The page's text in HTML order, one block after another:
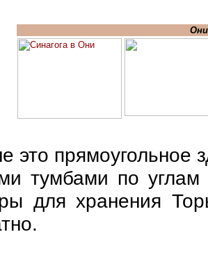
это прямоугольное
тумбами по
для хранения